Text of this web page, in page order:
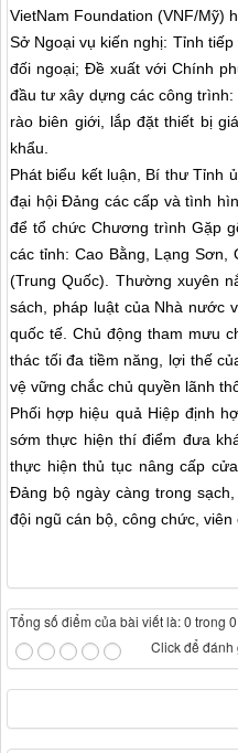
VietNam Foundation (VNF/Mỹ)
Sở Ngoại vụ kiến nghị: Tỉnh
đối ngoại; Đề xuất với Chính
đầu tư xây dựng các công
rào biên giới, lắp đặt thiết bị
khẩu.
Phát biểu kết luận, Bí thư Tỉnh
đại hội Đảng các cấp và tình
để tổ chức Chương trình Gặp
các tỉnh: Cao Bằng, Lạng Sơn,
(Trung Quốc). Thường xuyên
sách, pháp luật của Nhà nước
quốc tế. Chủ động tham mưu
thác tối đa tiềm năng, lợi thế
vệ vững chắc chủ quyền lãnh
Phối hợp hiệu quả Hiệp định
sớm thực hiện thí điểm đưa
thực hiện thủ tục nâng cấp
Đảng bộ ngày càng trong
đội ngũ cán bộ, công chức,
Tổng số điểm của bài viết là: 0 trong
Click để đánh